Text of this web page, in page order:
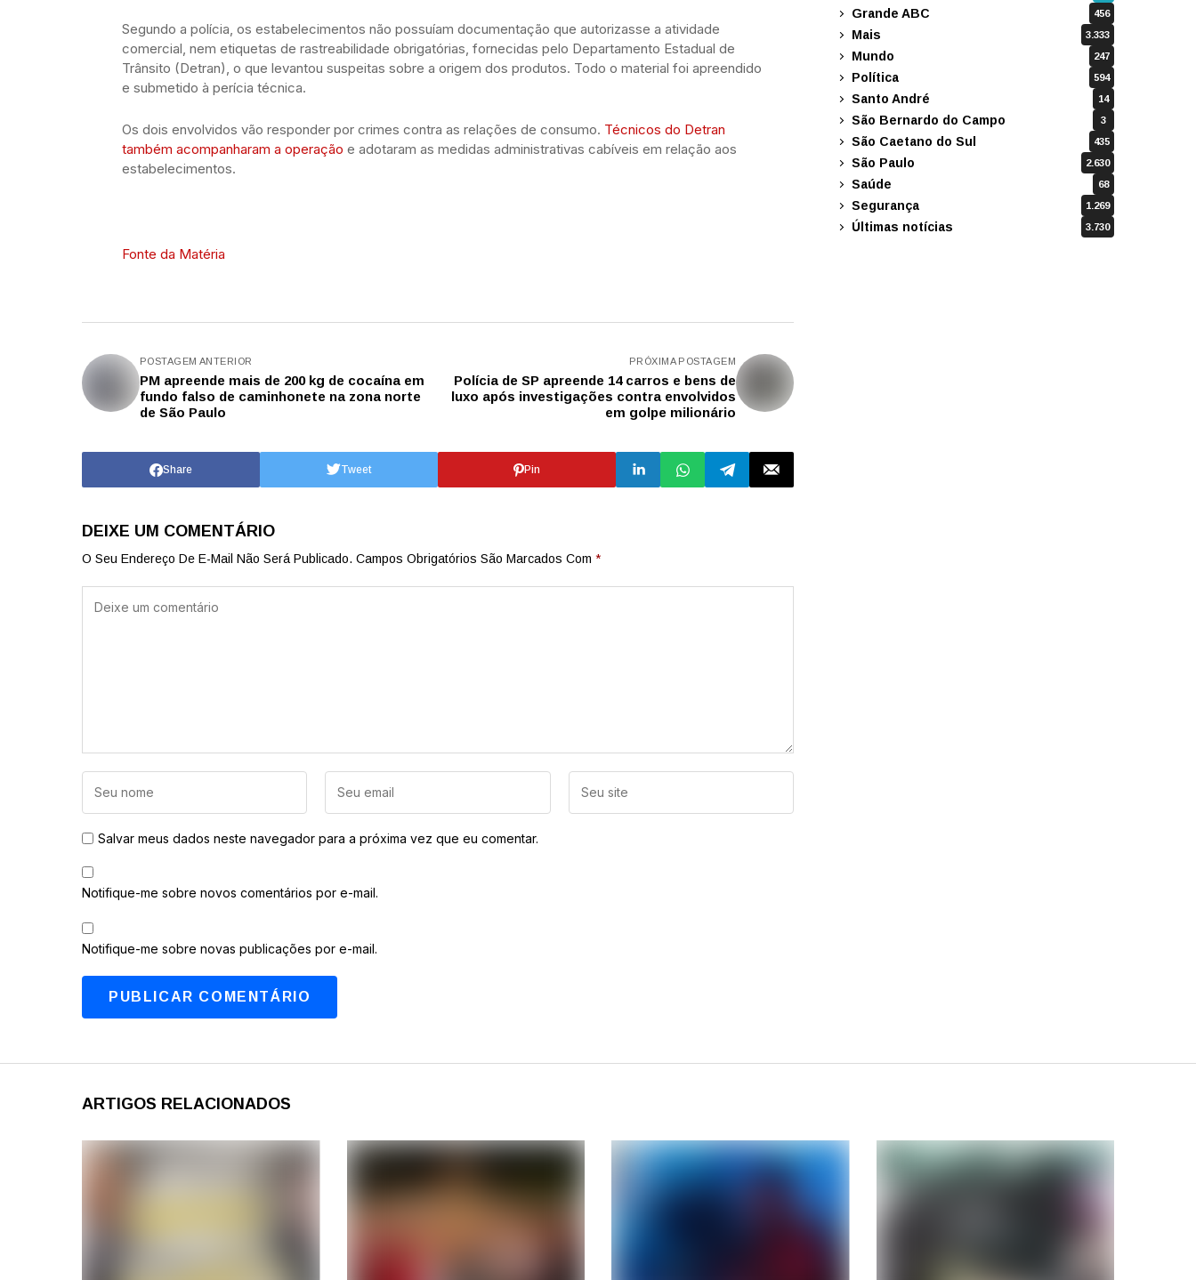
Segundo a polícia, os estabelecimentos não possuíam documentação que autorizasse a atividade
comercial, nem etiquetas de rastreabilidade obrigatórias, fornecidas pelo Departamento Estadual de
Trânsito (Detran), o que levantou suspeitas sobre a origem dos produtos. Todo o material foi apreendido
e submetido à perícia técnica.
Os dois envolvidos vão responder por crimes contra as relações de consumo. Técnicos do Detran
também acompanharam a operação e adotaram as medidas administrativas cabíveis em relação aos
estabelecimentos.
Fonte da Matéria
POSTAGEM ANTERIOR
PM apreende mais de 200 kg de cocaína em
fundo falso de caminhonete na zona norte
de São Paulo
PRÓXIMA POSTAGEM
Polícia de SP apreende 14 carros e bens de
luxo após investigações contra envolvidos
em golpe milionário
Share Tweet Pin
DEIXE UM COMENTÁRIO
O Seu Endereço De E-Mail Não Será Publicado. Campos Obrigatórios São Marcados Com *
Salvar meus dados neste navegador para a próxima vez que eu comentar.
Notifique-me sobre novos comentários por e-mail.
Notifique-me sobre novas publicações por e-mail.
Grande ABC 456
Mais 3.333
Mundo 247
Política 594
Santo André 14
São Bernardo do Campo 3
São Caetano do Sul 435
São Paulo 2.630
Saúde 68
Segurança 1.269
Últimas notícias 3.730
ARTIGOS RELACIONADOS